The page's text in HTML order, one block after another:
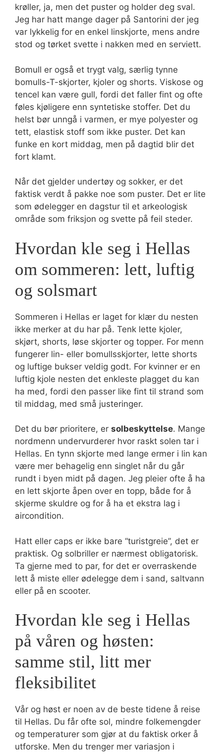
krøller, ja, men det puster og holder deg sval.
Jeg har hatt mange dager på Santorini der jeg
var lykkelig for en enkel linskjorte, mens andre
stod og tørket svette i nakken med en serviett.
Bomull er også et trygt valg, særlig tynne
bomulls-T-skjorter, kjoler og shorts. Viskose og
tencel kan være gull, fordi det faller fint og ofte
føles kjøligere enn syntetiske stoffer. Det du
helst bør unngå i varmen, er mye polyester og
tett, elastisk stoff som ikke puster. Det kan
funke en kort middag, men på dagtid blir det
fort klamt.
Når det gjelder undertøy og sokker, er det
faktisk verdt å pakke noe som puster. Det er lite
som ødelegger en dagstur til et arkeologisk
område som friksjon og svette på feil steder.
Hvordan kle seg i Hellas
om sommeren: lett, luftig
og solsmart
Sommeren i Hellas er laget for klær du nesten
ikke merker at du har på. Tenk lette kjoler,
skjørt, shorts, løse skjorter og topper. For menn
fungerer lin- eller bomullsskjorter, lette shorts
og luftige bukser veldig godt. For kvinner er en
luftig kjole nesten det enkleste plagget du kan
ha med, fordi den passer like fint til strand som
til middag, med små justeringer.
Det du bør prioritere, er solbeskyttelse. Mange
nordmenn undervurderer hvor raskt solen tar i
Hellas. En tynn skjorte med lange ermer i lin kan
være mer behagelig enn singlet når du går
rundt i byen midt på dagen. Jeg pleier ofte å ha
en lett skjorte åpen over en topp, både for å
skjerme skuldre og for å ha et ekstra lag i
aircondition.
Hatt eller caps er ikke bare “turistgreie”, det er
praktisk. Og solbriller er nærmest obligatorisk.
Ta gjerne med to par, for det er overraskende
lett å miste eller ødelegge dem i sand, saltvann
eller på en scooter.
Hvordan kle seg i Hellas
på våren og høsten:
samme stil, litt mer
fleksibilitet
Vår og høst er noen av de beste tidene å reise
til Hellas. Du får ofte sol, mindre folkemengder
og temperaturer som gjør at du faktisk orker å
utforske. Men du trenger mer variasjon i